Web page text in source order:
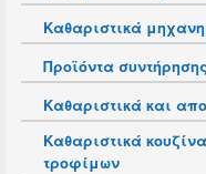
Καθαριστικά
Προϊόντα
Καθαριστικά και
Καθαριστικά
τροφίμων